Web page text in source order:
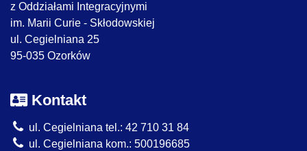
z Oddziałami Integracyjnymi
im. Marii Curie - Skłodowskiej
ul. Cegielniana 25
95-035 Ozorków
Kontakt
ul. Cegielniana tel.: 42 710 31 84
ul. Cegielniana kom.: 500196685